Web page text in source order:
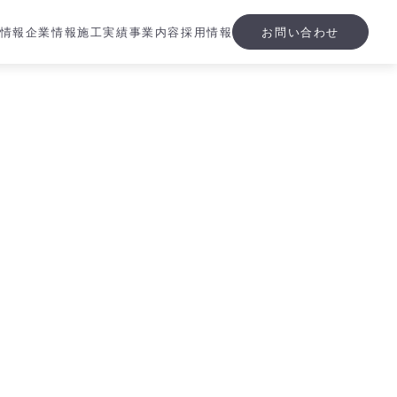
報企業情報施工実績事業内容採用情報 お問い合わせ